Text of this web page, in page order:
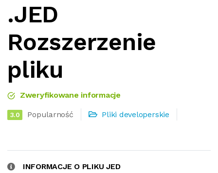
.JED
Rozszerzenie
pliku
Zweryfikowane informacje
3.0 Popularność Pliki developerskie
INFORMACJE O PLIKU JED